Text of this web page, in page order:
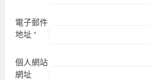
電子郵件
地址 *
個人網站
網址